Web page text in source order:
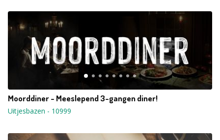
Moorddiner - Meeslepend 3-gangen diner!
Uitjesbazen - 10999